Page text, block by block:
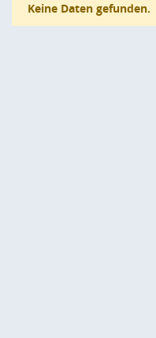
Keine Daten gefunden.